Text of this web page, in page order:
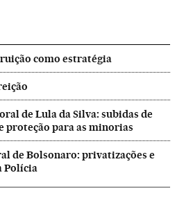
como estratégia
de Lula da Silva: subidas de
proteção para as minorias
de Bolsonaro: privatizações e
Polícia